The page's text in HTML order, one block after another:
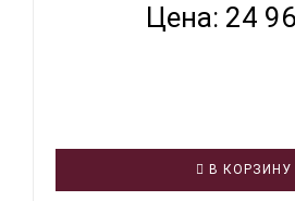
Цена: 24
В КОРЗИНУ